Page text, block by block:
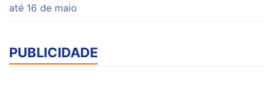
até 16 de maio
PUBLICIDADE